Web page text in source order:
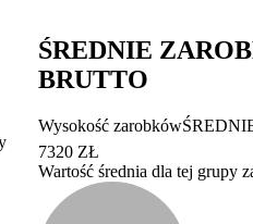
Struktura wynagrodzeń
2022
ŚREDNIE
BRUTTO
Wysokość zarobków
7320 ZŁ
Wartość średnia dla tej grupy